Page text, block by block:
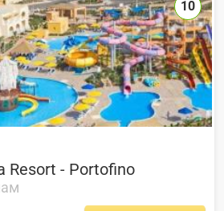
Resort - Portofino
10